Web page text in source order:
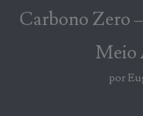
Carbono Zero
Meio
por